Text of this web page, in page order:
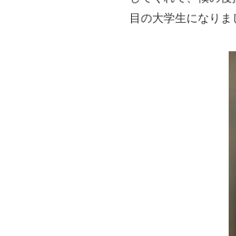
目の大学生になり